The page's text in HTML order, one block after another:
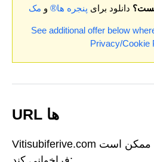
دانلود برای پنجره ها® و
See additional offer below
Privacy/Cookie
URL ها
Vitisubiferive.com ممکن است URL های زیر را